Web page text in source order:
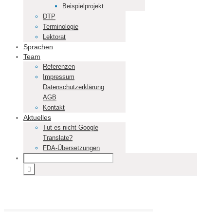
Beispielprojekt
DTP
Terminologie
Lektorat
Sprachen
Team
Referenzen
Impressum
Datenschutzerklärung
AGB
Kontakt
Aktuelles
Tut es nicht Google
Translate?
FDA-Übersetzungen